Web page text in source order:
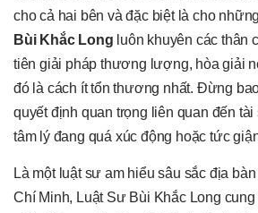
cho cả hai bên và đặc biệt là cho
Bùi Khắc Long luôn khuyên các thân
tiên giải pháp thương lượng, hòa giải
đó là cách ít tổn thương nhất. Đừng
quyết định quan trọng liên quan đến
tâm lý đang quá xúc động hoặc tức
Là một luật sư am hiểu sâu sắc địa
Chí Minh, Luật Sư Bùi Khắc Long